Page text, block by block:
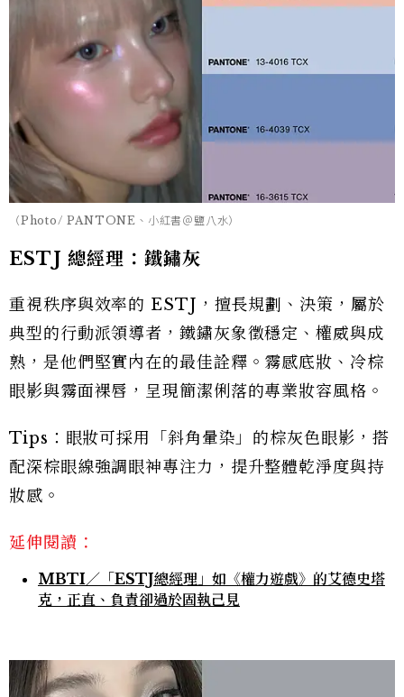
（Photo/ PANTONE、小紅書＠鹽八水）
ESTJ 總經理：鐵鏽灰
重視秩序與效率的 ESTJ，擅長規劃、決策，屬於
典型的行動派領導者，鐵鏽灰象徵穩定、權威與成
熟，是他們堅實內在的最佳詮釋。霧感底妝、冷棕
眼影與霧面裸唇，呈現簡潔俐落的專業妝容風格。
Tips：眼妝可採用「斜角暈染」的棕灰色眼影，搭
配深棕眼線強調眼神專注力，提升整體乾淨度與持
妝感。
延伸閱讀：
MBTI／「ESTJ總經理」如《權力遊戲》的艾德史塔
克，正直、負責卻過於固執己見